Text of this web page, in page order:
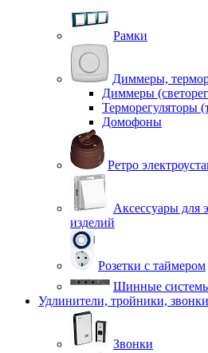
Рамки
Диммеры,
Диммеры
Терморегуляторы
Домофоны
Ретро
Аксессуары для
изделий
Розетки с таймером
Шинные
Удлинители, тройники,
Звонки